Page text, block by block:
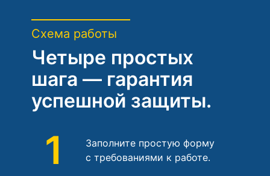
Схема работы
Четыре простых
шага — гарантия
успешной защиты.
1
Заполните простую форму
с требованиями к работе.